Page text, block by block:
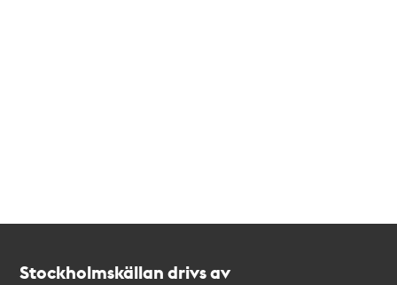
Stockholmskällan drivs av